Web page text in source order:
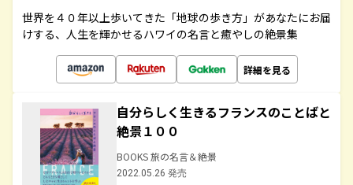
世界を４０年以上歩いてきた「地球の歩き方」があなたにお届
けする、人生を輝かせるハワイの名言と癒やしの絶景集
詳細を見る
自分らしく生きるフランスのことばと
絶景１００
BOOKS 旅の名言＆絶景
2022.05.26 発売